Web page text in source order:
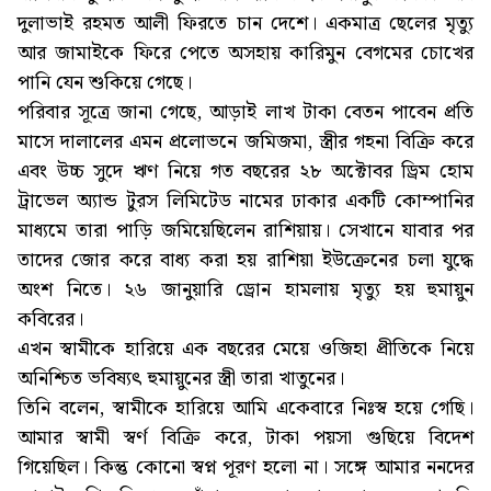
দুলাভাই রহমত আলী ফিরতে চান দেশে। একমাত্র ছেলের মৃত্যু
আর জামাইকে ফিরে পেতে অসহায় কারিমুন বেগমের চোখের
পানি যেন শুকিয়ে গেছে।
পরিবার সূত্রে জানা গেছে, আড়াই লাখ টাকা বেতন পাবেন প্রতি
মাসে দালালের এমন প্রলোভনে জমিজমা, স্ত্রীর গহনা বিক্রি করে
এবং উচ্চ সুদে ঋণ নিয়ে গত বছরের ২৮ অক্টোবর ড্রিম হোম
ট্রাভেল অ্যান্ড টুরস লিমিটেড নামের ঢাকার একটি কোম্পানির
মাধ্যমে তারা পাড়ি জমিয়েছিলেন রাশিয়ায়। সেখানে যাবার পর
তাদের জোর করে বাধ্য করা হয় রাশিয়া ইউক্রেনের চলা যুদ্ধে
অংশ নিতে। ২৬ জানুয়ারি ড্রোন হামলায় মৃত্যু হয় হুমায়ুন
কবিরের।
এখন স্বামীকে হারিয়ে এক বছরের মেয়ে ওজিহা প্রীতিকে নিয়ে
অনিশ্চিত ভবিষ্যৎ হুমায়ুনের স্ত্রী তারা খাতুনের।
তিনি বলেন, স্বামীকে হারিয়ে আমি একেবারে নিঃস্ব হয়ে গেছি।
আমার স্বামী স্বর্ণ বিক্রি করে, টাকা পয়সা গুছিয়ে বিদেশ
গিয়েছিল। কিন্তু কোনো স্বপ্ন পূরণ হলো না। সঙ্গে আমার ননদের